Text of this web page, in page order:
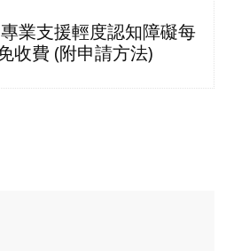
業支援輕度認知障礙每
收費 (附申請方法)